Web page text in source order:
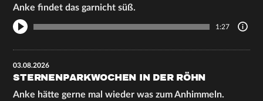
Anke findet das garnicht süß.
1:27
03.08.2026
STERNENPARKWOCHEN IN DER RÖHN
Anke hätte gerne mal wieder was zum Anhimmeln.